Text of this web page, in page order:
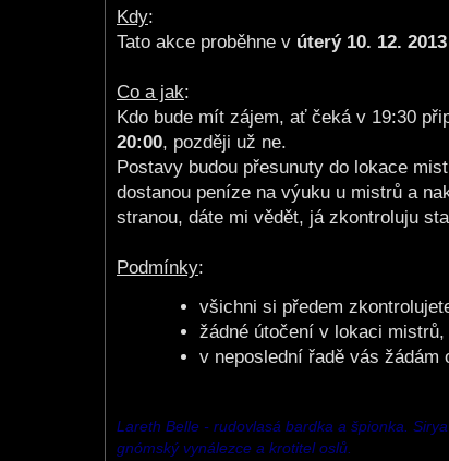
Kdy:
Tato akce proběhne v úterý 10. 12. 2013
Co a jak:
Kdo bude mít zájem, ať čeká v 19:30
20:00, později už ne.
Postavy budou přesunuty do lokace
dostanou peníze na výuku u mistrů a
stranou, dáte mi vědět, já zkontroluju
Podmínky:
všichni si předem
žádné útočení v lokaci
v neposlední řadě vás
Lareth Belle - rudovlasá bardka a špionka.
gnómský vynálezce a krotitel oslů.